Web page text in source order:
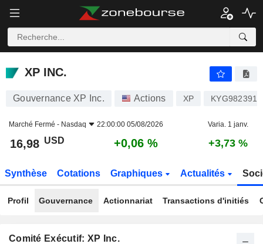
XP INC.
XP INC.
Gouvernance XP Inc. Actions XP
Marché Fermé - Nasdaq 22:00:00 05/08/2026 Varia. 1 janv.
16,98 USD +0,06 % +3,73 %
Synthèse Cotations Graphiques Actualités
Profil Gouvernance Actionnariat Transactions d'initiés
Comité Exécutif: XP Inc.